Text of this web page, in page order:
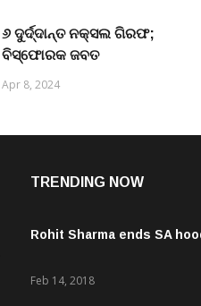
୬ ଦୁର୍ଦ୍ଦାନ୍ତ ନକ୍ସଲ ଗିରଫ;
ବିସ୍ଫୋରକ ଜବତ
Apr 8, 2024
TRENDING NOW
Rohit Sharma ends SA
Feb 14, 2018